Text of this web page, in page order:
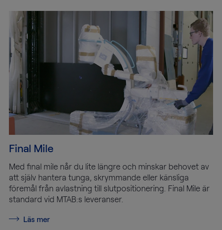
Final Mile
Med final mile når du lite längre och minskar behovet av
att själv hantera tunga, skrymmande eller känsliga
föremål från avlastning till slutpositionering. Final Mile är
standard vid MTAB:s leveranser.
Läs mer